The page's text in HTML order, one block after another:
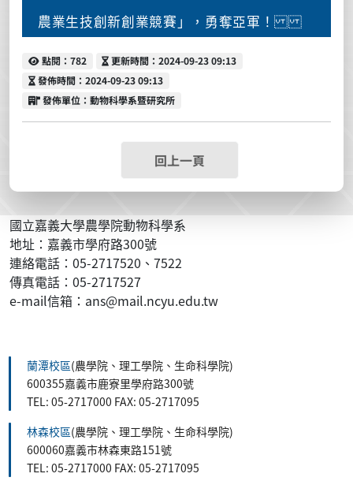
農業生技創新創業競賽」，勇奪亞軍！
點閱
點閱：782 更新時間
更新時間：2024-09-23 09:13
發佈時間
發佈時間：2024-09-23 09:13
發佈單位
發佈單位：動物科學系暨研究所
回上一頁
國立嘉義大學農學院動物科學系
地址：嘉義市學府路300號
連絡電話：05-2717520、7522
傳真電話：05-2717527
e-mail信箱：ans@mail.ncyu.edu.tw
蘭潭校區(農學院、理工學院、生命科學院)
600355嘉義市鹿寮里學府路300號
TEL: 05-2717000 FAX: 05-2717095
林森校區(農學院、理工學院、生命科學院)
600060嘉義市林森東路151號
TEL: 05-2717000 FAX: 05-2717095